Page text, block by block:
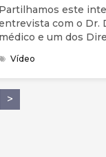
Partilhamos este
com o Dr.
médico e um dos
Vídeo
>